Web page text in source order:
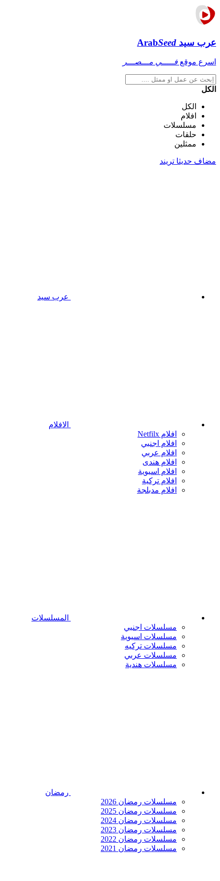
عرب سيد ArabSeed
اسرع موقع فـــــي مـــصـــر
الكل
الكل
افلام
مسلسلات
حلقات
ممثلين
مضاف حديثا تريند
عرب سيد
الافلام
افلام Netfilx
افلام اجنبي
افلام عربي
افلام هندى
افلام اسيوية
افلام تركية
افلام مدبلجة
المسلسلات
مسلسلات اجنبي
مسلسلات اسيوية
مسلسلات تركيه
مسلسلات عربي
مسلسلات هندية
رمضان
مسلسلات رمضان 2026
مسلسلات رمضان 2025
مسلسلات رمضان 2024
مسلسلات رمضان 2023
مسلسلات رمضان 2022
مسلسلات رمضان 2021